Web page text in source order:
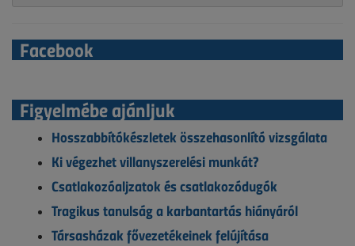
Facebook
Figyelmébe ajánljuk
Hosszabbítókészletek összehasonlító vizsgálata
Ki végezhet villanyszerelési munkát?
Csatlakozóaljzatok és csatlakozódugók
Tragikus tanulság a karbantartás hiányáról
Társasházak fővezetékeinek felújítása